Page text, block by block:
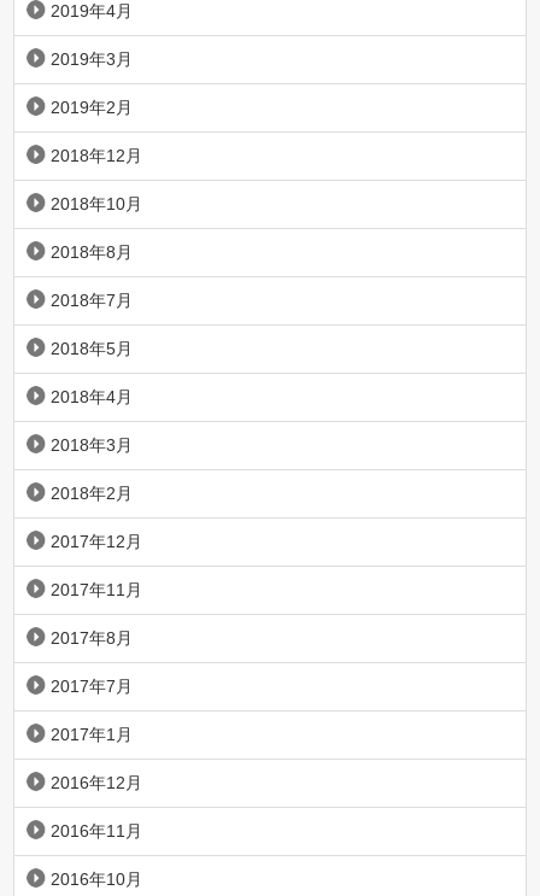
2019年4月
2019年3月
2019年2月
2018年12月
2018年10月
2018年8月
2018年7月
2018年5月
2018年4月
2018年3月
2018年2月
2017年12月
2017年11月
2017年8月
2017年7月
2017年1月
2016年12月
2016年11月
2016年10月